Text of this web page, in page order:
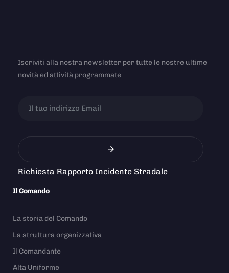
Iscriviti alla nostra newsletter per tutte le nostre ultime
novità ed attività programmate
Richiesta Rapporto Incidente Stradale
Il Comando
La storia del Comando
La struttura organizzativa
Il Comandante
Alta Uniforme